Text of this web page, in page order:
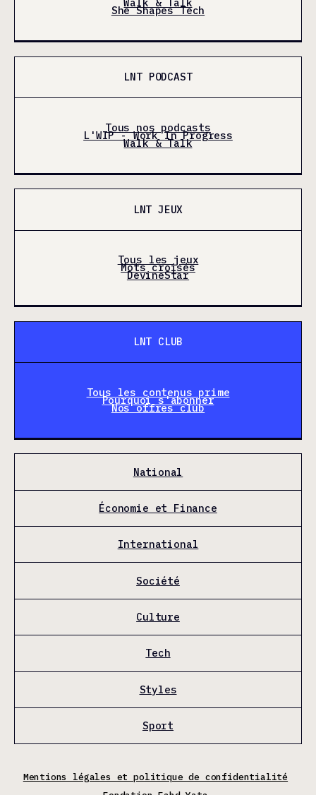
She Shapes Tech
LNT PODCAST
Tous nos podcasts
L'WIP - Work In Progress
Walk & Talk
LNT JEUX
Tous les jeux
Mots croisés
DevineStar
LNT CLUB
Tous les contenus prime
Pourquoi s'abonner
Nos offres club
National
Économie et Finance
International
Société
Culture
Tech
Styles
Sport
Mentions légales et politique de confidentialité